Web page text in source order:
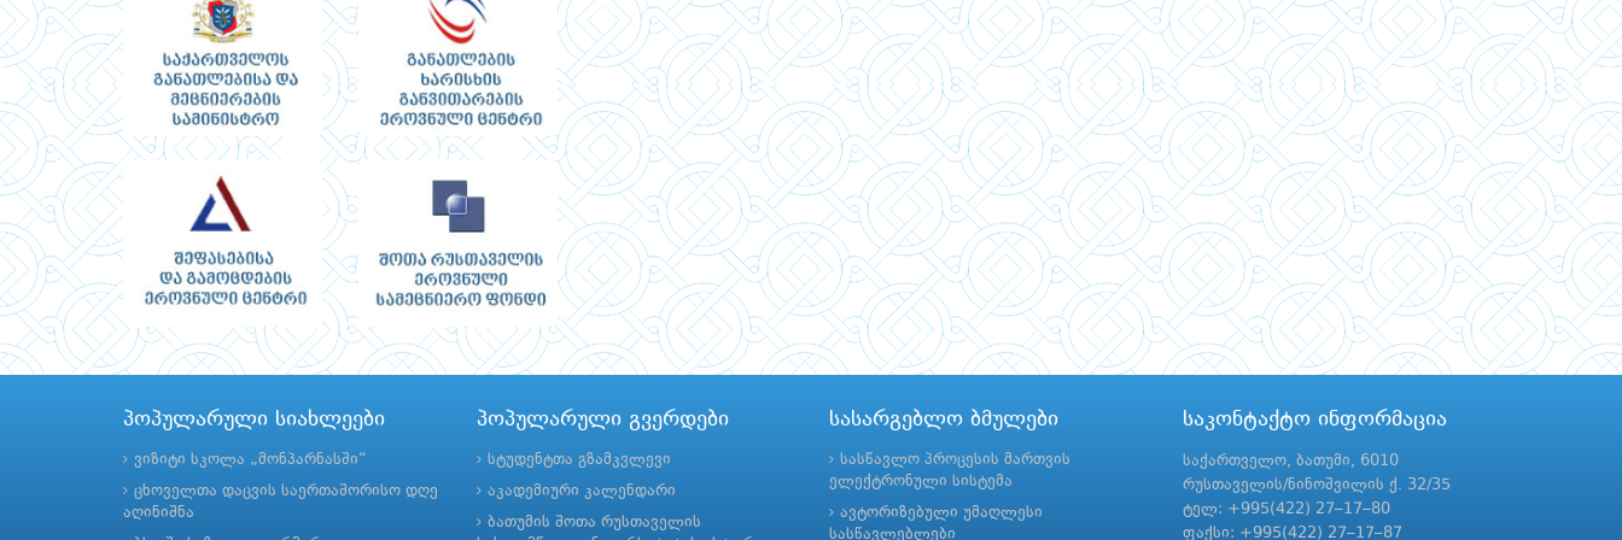
პოპულარული სიახლეები
ვიზიტი სკოლა „მონპარნასში“
ცხოველთა დაცვის საერთაშორისო დღე
აღინიშნა
პოპულარული გვერდები
სტუდენტთა გზამკვლევი
აკადემიური კალენდარი
ბათუმის შოთა რუსთაველის
სასარგებლო ბმულები
სასწავლო პროცესის მართვის
ელექტრონული სისტემა
ავტორიზებული უმაღლესი
სასწავლებლები
საკონტაქტო ინფორმაცია
საქართველო, ბათუმი, 6010
რუსთაველის/ნინოშვილის ქ. 32/35
ტელ: +995(422) 27–17–80
ფაქსი: +995(422) 27–17–87